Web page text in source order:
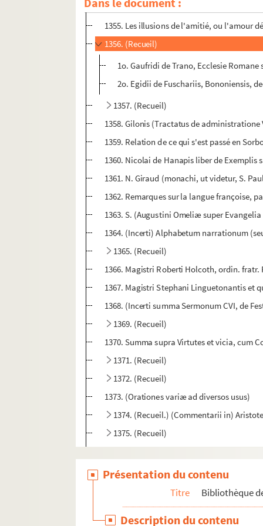
1354. Laurentii (Jodoci) Leclerc, theologi
1355. Les illusions de l'amitié, ou l'amour
1356. (Recueil)
1o. Gaufridi de Trano, Ecclesie
2o. Egidii de Fuschariis, Bononiensis,
1357. (Recueil)
1358. Gilonis (Tractatus de
1359. Relation de ce qui s'est passé en
1360. Nicolai de Hanapis liber de Exemplis
1361. N. Giraud (monachi, ut videtur, S.
1362. Remarques sur la langue françoise,
1363. S. (Augustini Omeliæ super
1364. (Incerti) Alphabetum narrationum
1365. (Recueil)
1366. Magistri Roberti Holcoth, ordin.
1367. Magistri Stephani Linguetonantis et
1368. (Incerti summa Sermonum CVI, de
1369. (Recueil)
1370. Summa supra Virtutes et vicia, cum
1371. (Recueil)
1372. (Recueil)
1373. (Orationes variæ ad diversos usus)
1374. (Recueil.) (Commentarii in)
1375. (Recueil)
1377. Prisciani Cesariensis (Grammatica)
1378. Parabole, Ecclesiastes et Cantica
1379. Evangelium Iohannis (cum glossa
Présentation du contenu
Titre Bibliothèque
Description du contenu